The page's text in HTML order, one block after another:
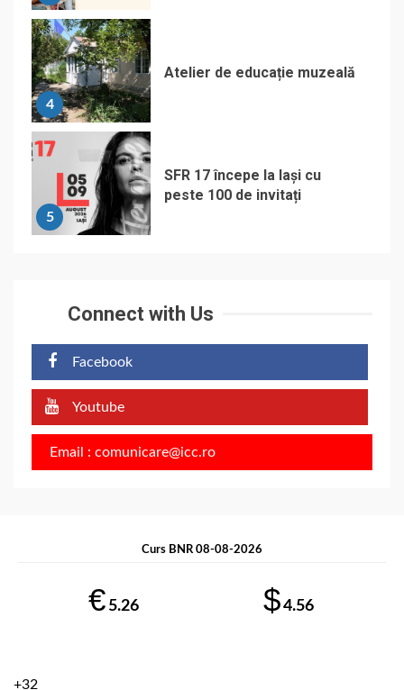
4
Atelier de educație muzeală
5
SFR 17 începe la Iași cu
peste 100 de invitați
Connect with Us
Facebook
Youtube
Email : comunicare@icc.ro
Curs BNR 08-08-2026
€ 5.26 $4.56
+32